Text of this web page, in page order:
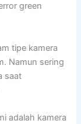
green
tipe kamera
Namun sering
saat
adalah kamera